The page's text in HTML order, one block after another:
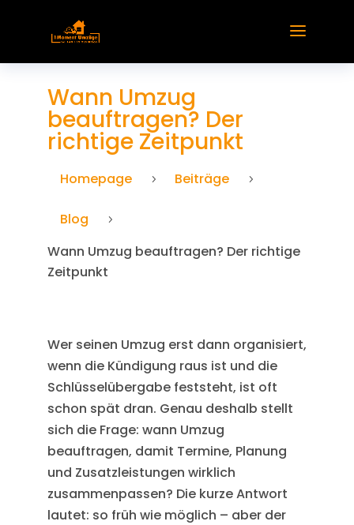
Wann Umzug
beauftragen? Der
richtige Zeitpunkt
Homepage 5 Beiträge 5
Blog 5
Wann Umzug beauftragen? Der richtige
Zeitpunkt
Wer seinen Umzug erst dann organisiert,
wenn die Kündigung raus ist und die
Schlüsselübergabe feststeht, ist oft
schon spät dran. Genau deshalb stellt
sich die Frage: wann Umzug
beauftragen, damit Termine, Planung
und Zusatzleistungen wirklich
zusammenpassen? Die kurze Antwort
lautet: so früh wie möglich – aber der